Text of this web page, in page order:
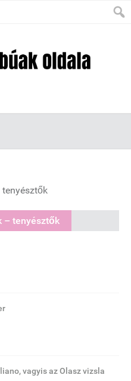
– tenyésztők
vagyis az Olasz vizsla